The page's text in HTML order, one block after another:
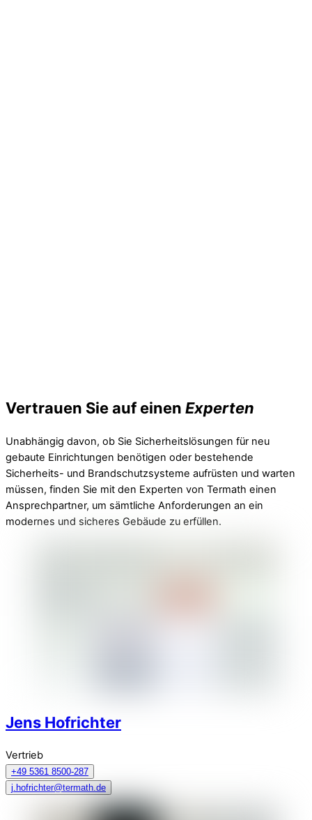
Vertrauen Sie auf einen Experten
Unabhängig davon, ob Sie Sicherheitslösungen für neu
gebaute Einrichtungen benötigen oder bestehende
Sicherheits- und Brandschutzsysteme aufrüsten und warten
müssen, finden Sie mit den Experten von Termath einen
Ansprechpartner, um sämtliche Anforderungen an ein
modernes und sicheres Gebäude zu erfüllen.
Jens Hofrichter
Vertrieb
+49 5361 8500-287
j.hofrichter@termath.de